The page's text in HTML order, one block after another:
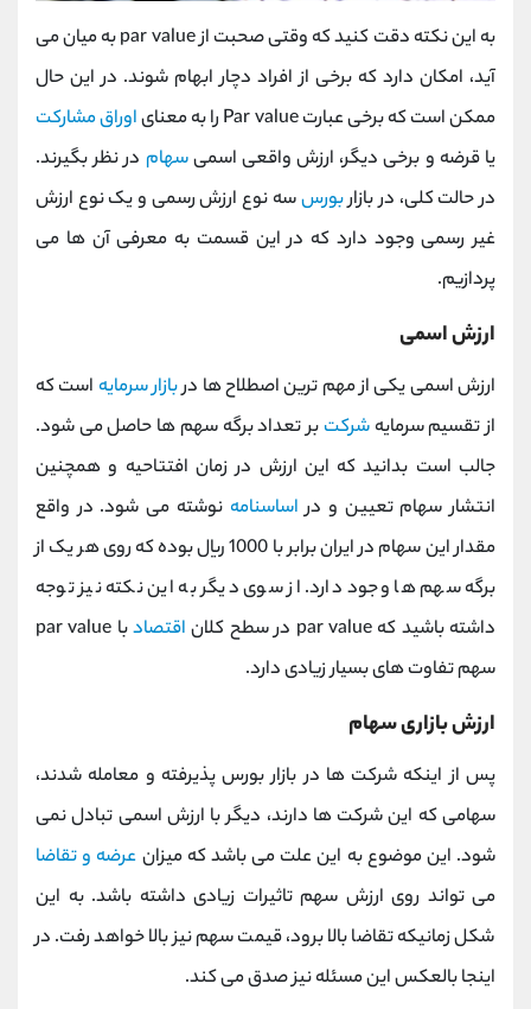
به این نکته دقت کنید که وقتی صحبت از par value به میان می
آید، امکان دارد که برخی از افراد دچار ابهام شوند. در این حال
ممکن است که برخی عبارت Par value را به معنای
اوراق مشارکت
یا قرضه و برخی دیگر، ارزش واقعی اسمیسهام در نظر بگیرند.
در حالت کلی، در بازاربورسسه نوع ارزش رسمی و یک نوع ارزش
غیر رسمی وجود دارد که در این قسمت به معرفی آن ها می
پردازیم.
ارزش اسمی
ارزش اسمی یکی از مهم ترین اصطلاح ها دربازار سرمایه است که
از تقسیم سرمایهشرکت بر تعداد برگه سهم ها حاصل می شود.
جالب است بدانید که این ارزش در زمان افتتاحیه و همچنین
انتشار سهام تعیین و دراساسنامه نوشته می شود. در واقع
مقدار این سهام در ایران برابر با 1000 ریال بوده که روی هر یک از
برگه سهم ها وجود دارد. از سوی دیگر به این نکته نیز توجه
داشته باشید که par value در سطح کلان
اقتصاد
با par value
سهم تفاوت های بسیار زیادی دارد.
ارزش بازاری سهام
پس از اینکه شرکت ها در بازار بورس پذیرفته و معامله شدند،
سهامی که این شرکت ها دارند، دیگر با ارزش اسمی تبادل نمی
شود. این موضوع به این علت می باشد که میزان عرضه و تقاضا
می تواند روی ارزش سهم تاثیرات زیادی داشته باشد. به این
شکل زمانیکه تقاضا بالا برود، قیمت سهم نیز بالا خواهد رفت. در
اینجا بالعکس این مسئله نیز صدق می کند.